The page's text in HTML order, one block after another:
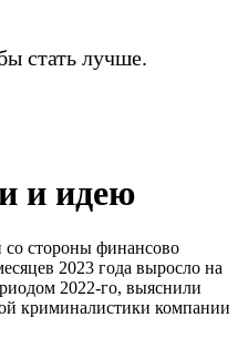
стать лучше.
и идею
со стороны финансово
2023 года выросло на
2022-го, выяснили
криминалистики компании